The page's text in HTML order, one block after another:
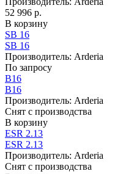
52 996 р.
В корзину
SB 16
SB 16
Производитель: Arderia
По запросу
B16
B16
Производитель: Arderia
Снят с производства
В корзину
ESR 2.13
ESR 2.13
Производитель: Arderia
Снят с производства